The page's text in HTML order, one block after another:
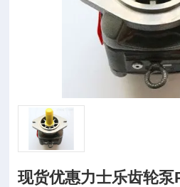
现货优惠力士乐齿轮泵